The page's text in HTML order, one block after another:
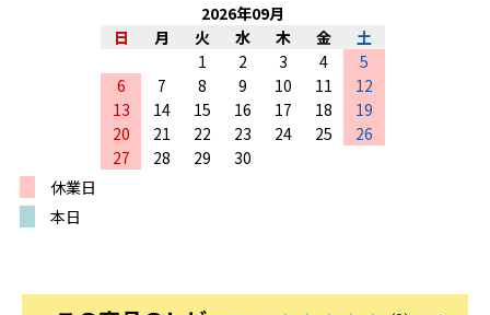
2026年09月
日
月 火 水 木 金
土
1
2 3 4
5
6
7 8 9 10 11
12
13
14 15 16 17 18
19
20
21 22 23 24 25
26
27
28 29
30
休業日
本日